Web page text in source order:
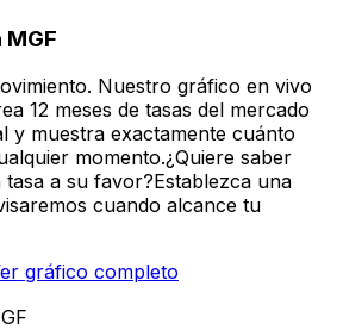
Nuestro gráfico en vivo
12 meses de tasas del mercado
y muestra exactamente cuánto
momento.¿Quiere saber
a su favor?Establezca una
cuando alcance tu
gráfico completo